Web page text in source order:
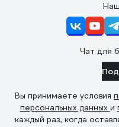
Чат для
Вы принимаете условия
персональных данных и
каждый раз, когда